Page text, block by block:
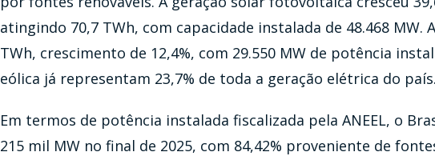
atingindo 70,7 TWh, com capacidade instalada de 48.468 MW.
TWh, crescimento de 12,4%, com 29.550 MW de potência
eólica já representam 23,7% de toda a geração elétrica do país.
Em termos de potência instalada fiscalizada pela ANEEL, o
215 mil MW no final de 2025, com 84,42% proveniente de